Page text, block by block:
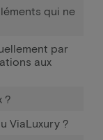
qui ne
par
aux
?
ViaLuxury ?